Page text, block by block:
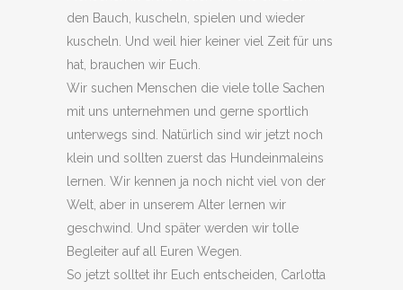
den Bauch, kuscheln, spielen und wieder
kuscheln. Und weil hier keiner viel Zeit für uns
hat, brauchen wir Euch.
Wir suchen Menschen die viele tolle Sachen
mit uns unternehmen und gerne sportlich
unterwegs sind. Natürlich sind wir jetzt noch
klein und sollten zuerst das Hundeinmaleins
lernen. Wir kennen ja noch nicht viel von der
Welt, aber in unserem Alter lernen wir
geschwind. Und später werden wir tolle
Begleiter auf all Euren Wegen.
So jetzt solltet ihr Euch entscheiden, Carlotta